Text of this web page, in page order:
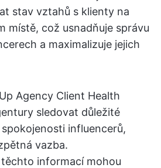
stav vztahů s klienty na
místě, což usnadňuje správu
a maximalizuje jejich
Agency Client Health
sledovat důležité
influencerů,
vazba.
informací mohou